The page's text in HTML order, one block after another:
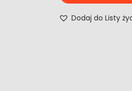
Dodaj do Listy